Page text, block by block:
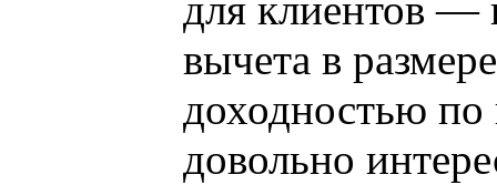
для клиентов —
вычета в
доходностью по
довольно